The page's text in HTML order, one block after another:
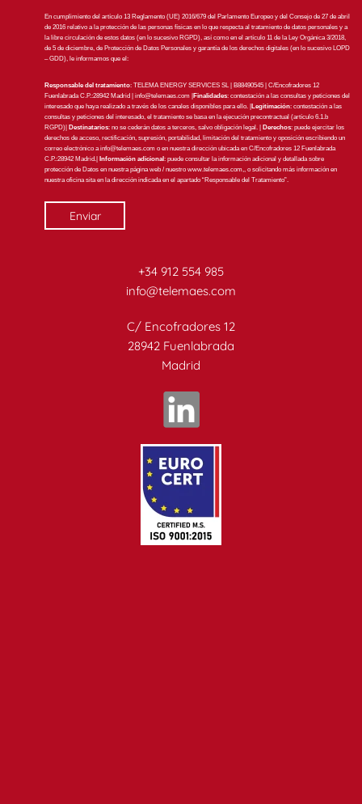
En cumplimiento del artículo 13 Reglamento (UE) 2016/679 del Parlamento Europeo y del Consejo de 27 de abril
de 2016 relativo a la protección de las personas físicas en lo que respecta al tratamiento de datos personales y a
la libre circulación de estos datos (en lo sucesivo RGPD), así como en el artículo 11 de la Ley Orgánica 3/2018,
de 5 de diciembre, de Protección de Datos Personales y garantía de los derechos digitales (en lo sucesivo LOPD
– GDD), le informamos que el:
Responsable del tratamiento: TELEMA ENERGY SERVICES SL | B88490545 | C/Encofradores 12
Fuenlabrada C.P.:28942 Madrid | info@telemaes.com Finalidades: contestación a las consultas y peticiones del
interesado que haya realizado a través de los canales disponibles para ello. | Legitimación: contestación a las
consultas y peticiones del interesado, el tratamiento se basa en la ejecución precontractual (artículo 6.1.b
RGPD)| Destinatarios: no se cederán datos a terceros, salvo obligación legal. | Derechos: puede ejercitar los
derechos de acceso, rectificación, supresión, portabilidad, limitación del tratamiento y oposición escribiendo un
correo electrónico ainfo@telemaes.com o en nuestra dirección ubicada en C/Encofradores 12 Fuenlabrada
C.P.:28942 Madrid.|
Información adicional: puede consultar la información adicional y detallada sobre
protección de Datos en nuestra página web / nuestro www.telemaes.com,, o solicitando más información en
nuestra oficina sita en la dirección indicada en el apartado “Responsable del Tratamiento”.
+34 912 554 985
info@telemaes.com
C/ Encofradores 12
28942 Fuenlabrada
Madrid